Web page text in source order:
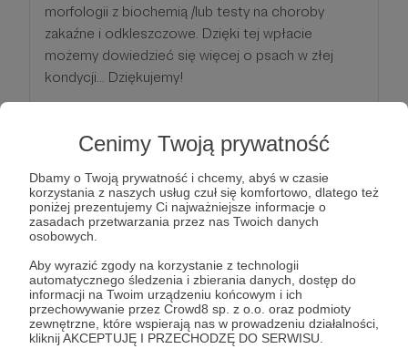
Cenimy Twoją prywatność
Dbamy o Twoją prywatność i chcemy, abyś w czasie
korzystania z naszych usług czuł się komfortowo, dlatego też
poniżej prezentujemy Ci najważniejsze informacje o
zasadach przetwarzania przez nas Twoich danych
osobowych.
Aby wyrazić zgody na korzystanie z technologii
automatycznego śledzenia i zbierania danych, dostęp do
informacji na Twoim urządzeniu końcowym i ich
przechowywanie przez Crowd8 sp. z o.o. oraz podmioty
zewnętrzne, które wspierają nas w prowadzeniu działalności,
kliknij AKCEPTUJĘ I PRZECHODZĘ DO SERWISU.
morfologii z biochemią /lub testy na choroby
zakaźne i odkleszczowe. Dzięki tej wpłacie
możemy dowiedzieć się więcej o psach w złej
kondycji... Dziękujemy!
350 zł miesięcznie
350zł to worek 15kg dobrej jakości dla psów w
złej kondycji i chorych. To bardzo potrzebny
wydatek... Dziękujemy za wsparcie!